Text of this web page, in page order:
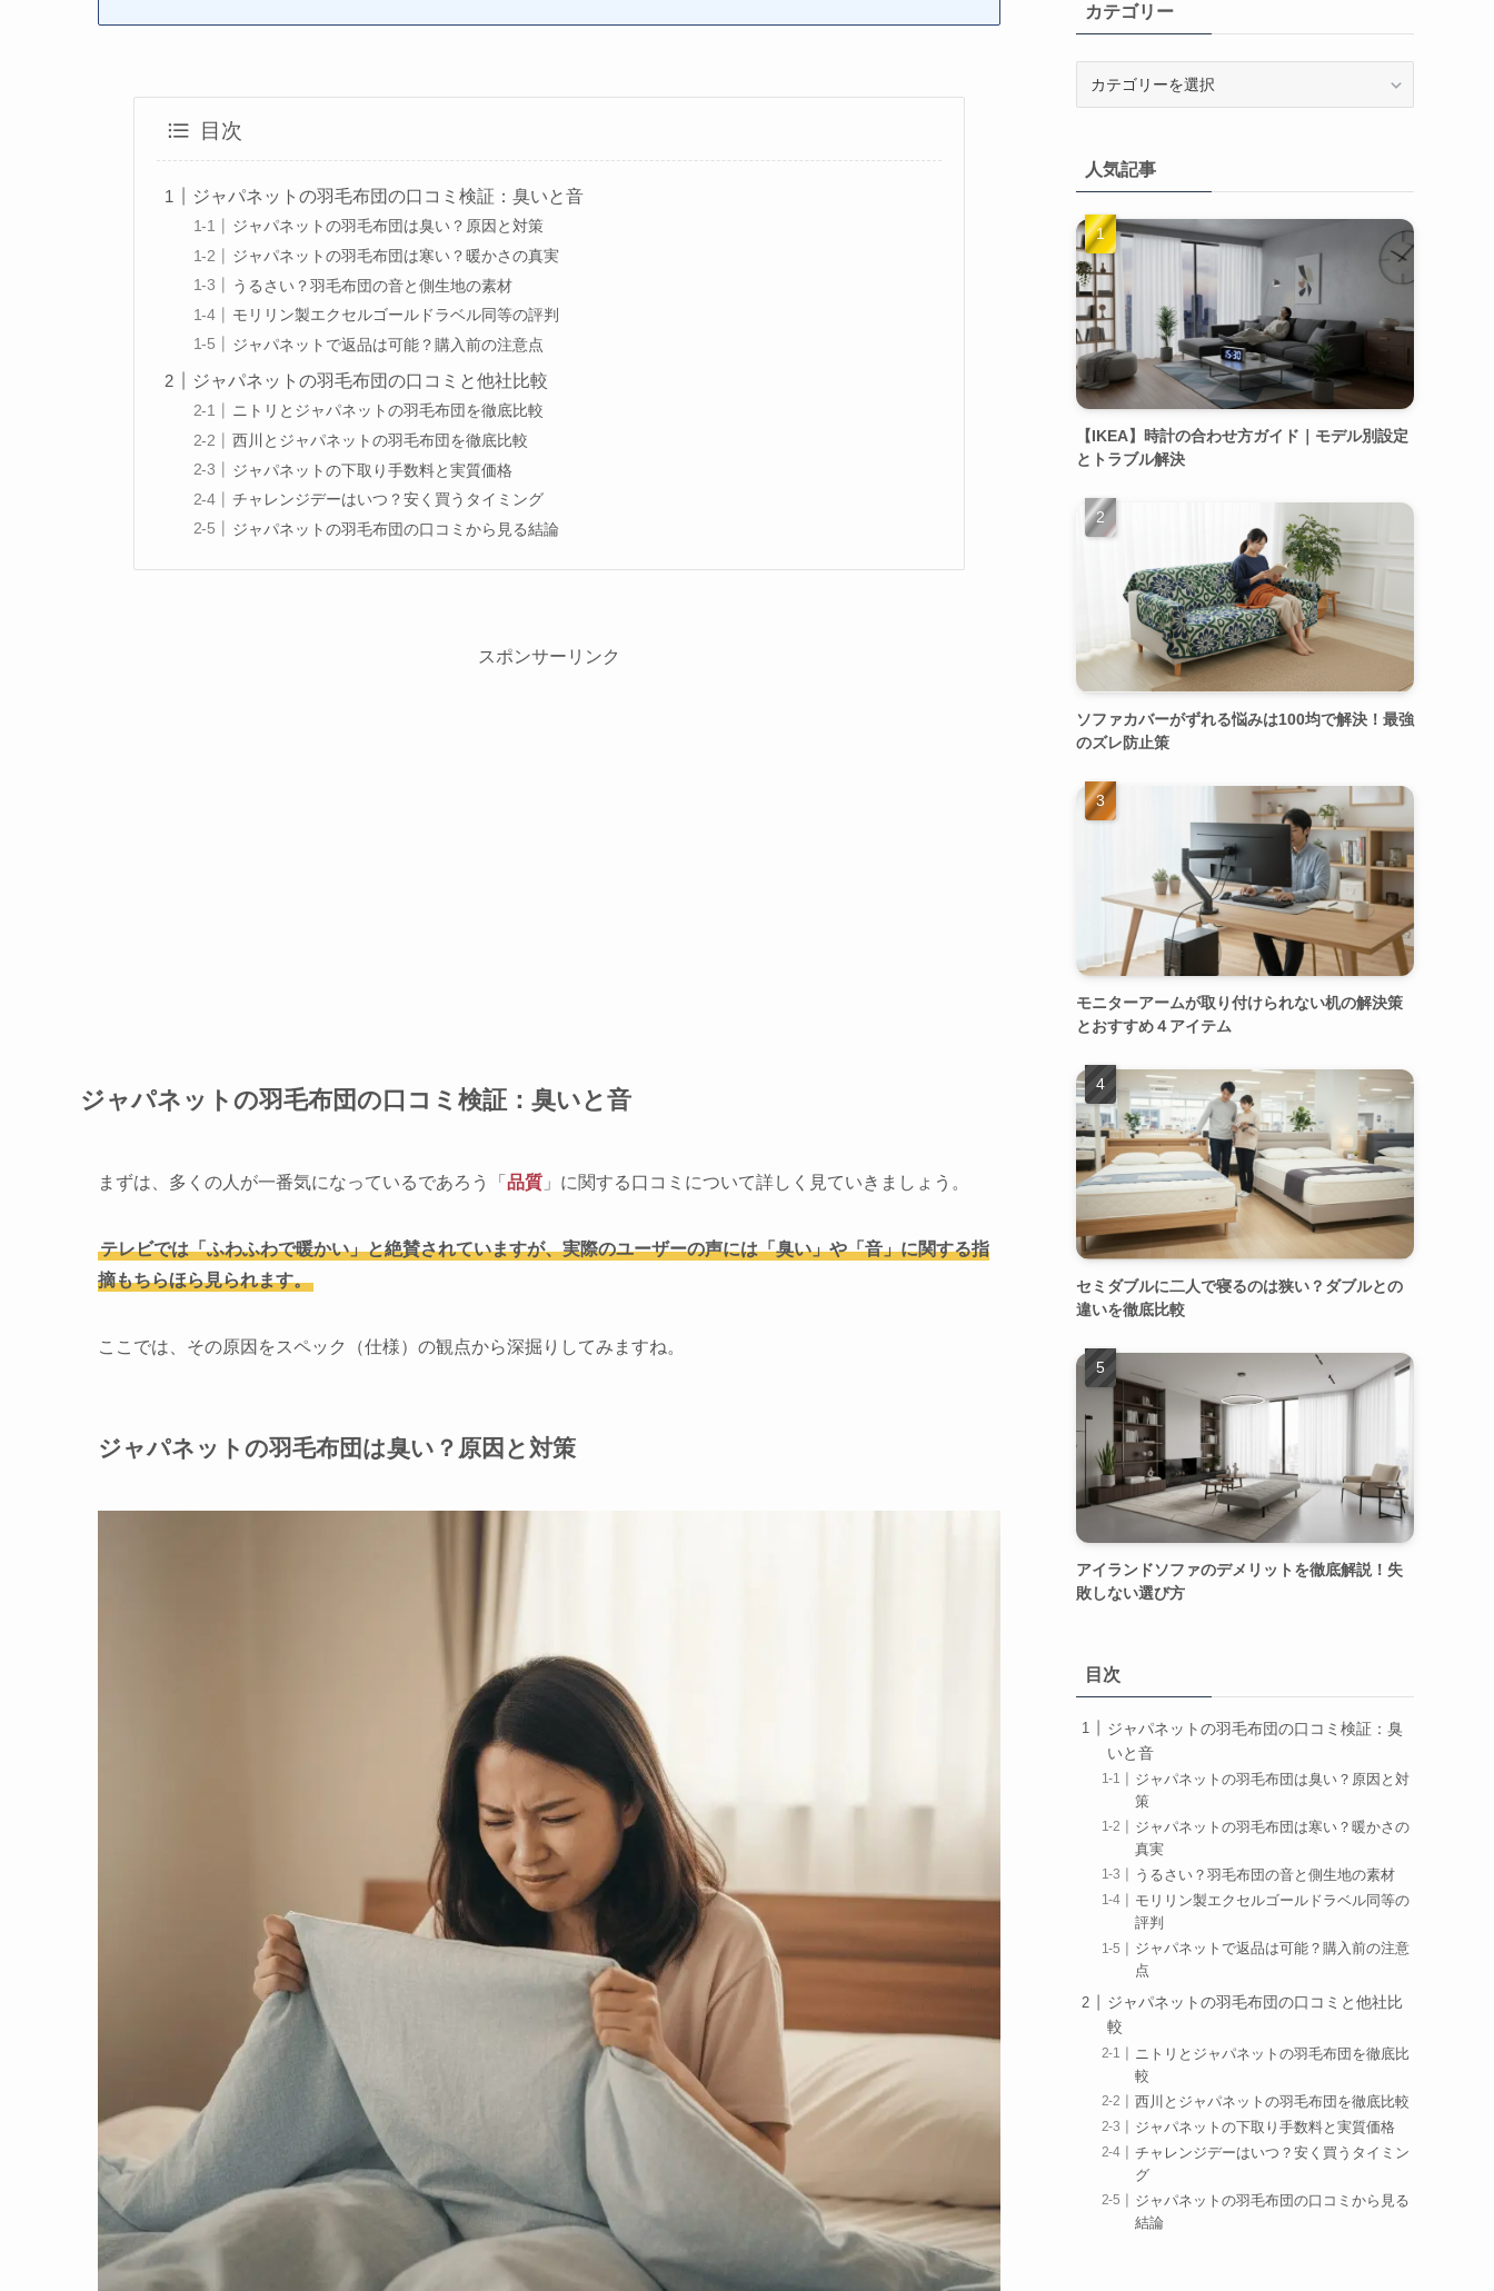
目次
ジャパネットの羽毛布団の口コミ検証：臭いと音
ジャパネットの羽毛布団は臭い？原因と対策
ジャパネットの羽毛布団は寒い？暖かさの真実
うるさい？羽毛布団の音と側生地の素材
モリリン製エクセルゴールドラベル同等の評判
ジャパネットで返品は可能？購入前の注意点
ジャパネットの羽毛布団の口コミと他社比較
ニトリとジャパネットの羽毛布団を徹底比較
西川とジャパネットの羽毛布団を徹底比較
ジャパネットの下取り手数料と実質価格
チャレンジデーはいつ？安く買うタイミング
ジャパネットの羽毛布団の口コミから見る結論
スポンサーリンク
ジャパネットの羽毛布団の口コミ検証：臭いと音
まずは、多くの人が一番気になっているであろう「 品質 」に関する口コミについて詳しく見ていきましょう。
テレビでは「ふわふわで暖かい」と絶賛されていますが、実際のユーザーの声には「臭い」や「音」に関する指
摘もちらほら見られます。
ここでは、その原因をスペック（仕様）の観点から深掘りしてみますね。
ジャパネットの羽毛布団は臭い？原因と対策
カテゴリー
ー人気記事
【IKEA】時計の合わせ方ガイド｜モデル別設定
とトラブル解決
ソファカバーがずれる悩みは100均で解決！最強
のズレ防止策
モニターアームが取り付けられない机の解決策
とおすすめ４アイテム
セミダブルに二人で寝るのは狭い？ダブルとの
違いを徹底比較
アイランドソファのデメリットを徹底解説！失
敗しない選び方
目次
ジャパネットの羽毛布団の口コミ検証：臭
いと音
ジャパネットの羽毛布団は臭い？原因と対
策
ジャパネットの羽毛布団は寒い？暖かさの
真実
うるさい？羽毛布団の音と側生地の素材
モリリン製エクセルゴールドラベル同等の
評判
ジャパネットで返品は可能？購入前の注意
点
ジャパネットの羽毛布団の口コミと他社比
較
ニトリとジャパネットの羽毛布団を徹底比
較
西川とジャパネットの羽毛布団を徹底比較
ジャパネットの下取り手数料と実質価格
チャレンジデーはいつ？安く買うタイミン
グ
ジャパネットの羽毛布団の口コミから見る
結論